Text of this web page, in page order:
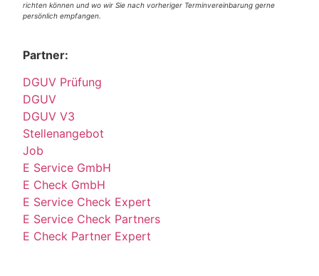
richten können und wo wir Sie nach vorheriger Terminvereinbarung gerne
persönlich empfangen.
Partner:
DGUV Prüfung
DGUV
DGUV V3
Stellenangebot
Job
E Service GmbH
E Check GmbH
E Service Check Expert
E Service Check Partners
E Check Partner Expert